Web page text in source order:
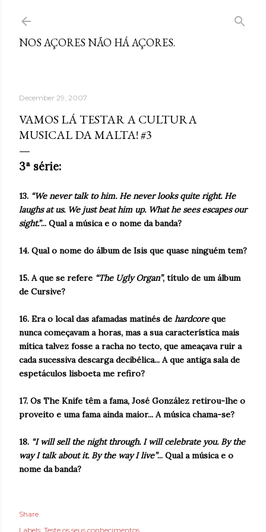
NOS AÇORES NÃO HÁ AÇORES.
December 29, 2007
VAMOS LÁ TESTAR A CULTURA
MUSICAL DA MALTA! #3
3ª série:
13. “We never talk to him. He never looks quite right. He
laughs at us. We just beat him up. What he sees escapes our
sight.”... Qual a música e o nome da banda?
14. Qual o nome do álbum de Isis que quase ninguém tem?
15. A que se refere “The Ugly Organ”, título de um álbum
de Cursive?
16. Era o local das afamadas matinés de hardcoreque
nunca começavam a horas, mas a sua característica mais
mítica talvez fosse a racha no tecto, que ameaçava ruir a
cada sucessiva descarga decibélica... A que antiga sala de
espetáculos lisboeta me refiro?
17. Os The Knife têm a fama, José González retirou-lhe o
proveito e uma fama ainda maior... A música chama-se?
18. “I will sell the night through. I will celebrate you. By the
way I talk about it. By the way I live”... Qual a música e o
nome da banda?
Share
Labels: Teste os seus conhecimentos